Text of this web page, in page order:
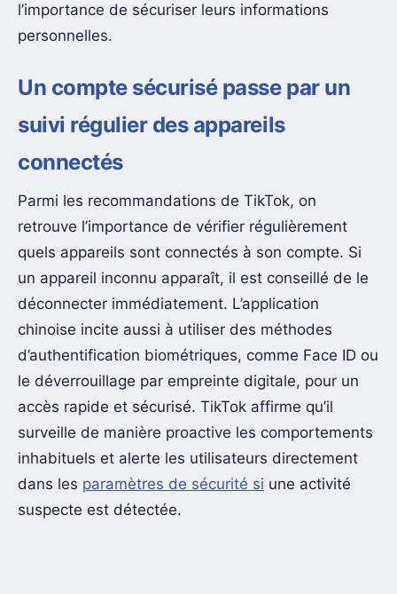
l’importance de sécuriser leurs informations
personnelles.
Un compte sécurisé passe par un
suivi régulier des appareils
connectés
Parmi les recommandations de TikTok, on
retrouve l’importance de vérifier régulièrement
quels appareils sont connectés à son compte. Si
un appareil inconnu apparaît, il est conseillé de le
déconnecter immédiatement. L’application
chinoise incite aussi à utiliser des méthodes
d’authentification biométriques, comme Face ID ou
le déverrouillage par empreinte digitale, pour un
accès rapide et sécurisé. TikTok affirme qu’il
surveille de manière proactive les comportements
inhabituels et alerte les utilisateurs directement
dans les paramètres de sécurité si une activité
suspecte est détectée.